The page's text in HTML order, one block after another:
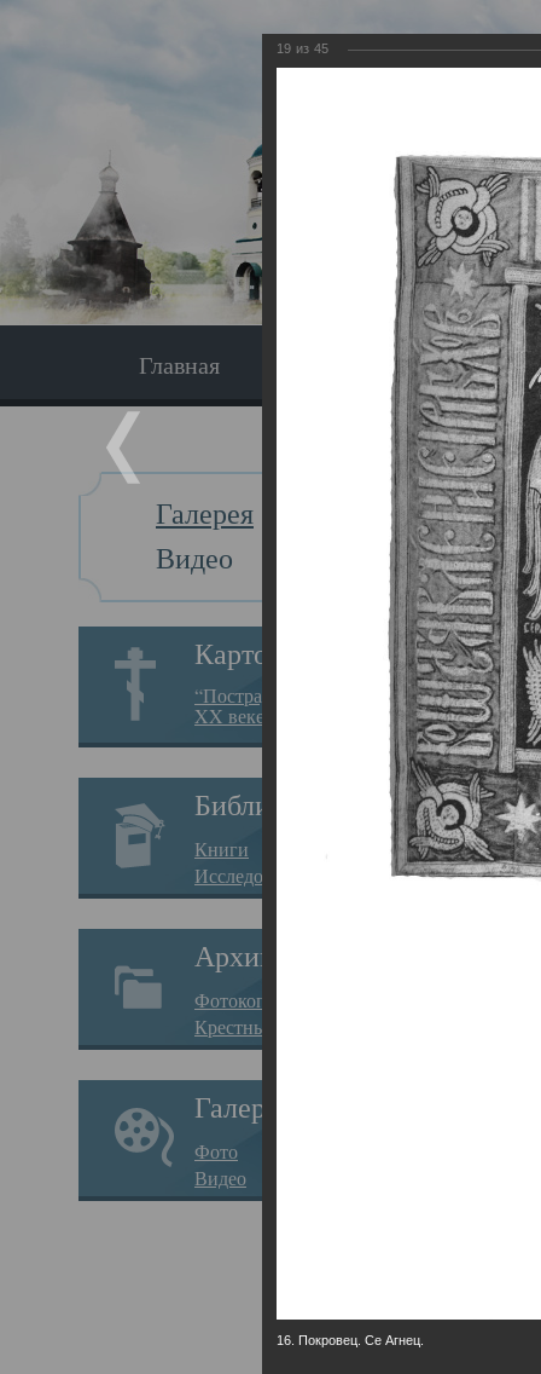
Главная Экскурсия
Галерея
Видео
Картотека
“Пострадавшие за веру в
XX веке на Севере”
Библиотека
Книги
Исследования
Архив
Фотокопии дел
Крестные ходы
Галерея
Фото
Видео
Главная
19 из 45
16. Покровец. Се Агнец.